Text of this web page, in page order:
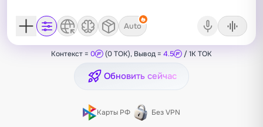
Auto
Контекст = 0 (0 TOK), Вывод = 4.5 / 1K TOK
Обновить сейчас
Карты РФ Без VPN